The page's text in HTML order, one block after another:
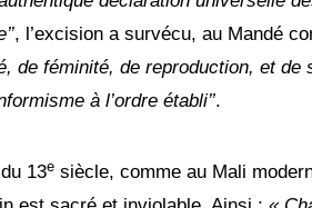
, l’excision a survécu, au Mandé
de féminité, de reproduction, et
à l’ordre établi’’.
13esiècle, comme au Mali